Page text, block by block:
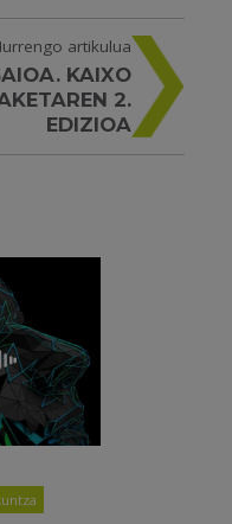
artikulua
KAIXO
2.
EDIZIOA